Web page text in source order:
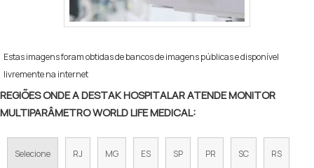
Estas imagens foram obtidas de bancos de imagens públicas e disponível
livremente na internet
REGIÕES ONDE A DESTAK HOSPITALAR ATENDE MONITOR
MULTIPARÂMETRO WORLD LIFE MEDICAL:
Selecione RJ MG ES SP PR SC RS